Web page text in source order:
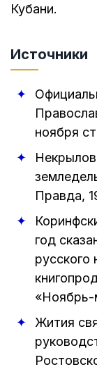
Кубани.
Источники
ноября
Правда,
год
русского
«Ноябрь-
Жития